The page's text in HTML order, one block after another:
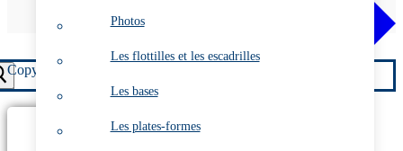
Photos
Les flottilles et les escadrilles
Les bases
Les plates-formes
Copyright © 2026 ARDHAN –